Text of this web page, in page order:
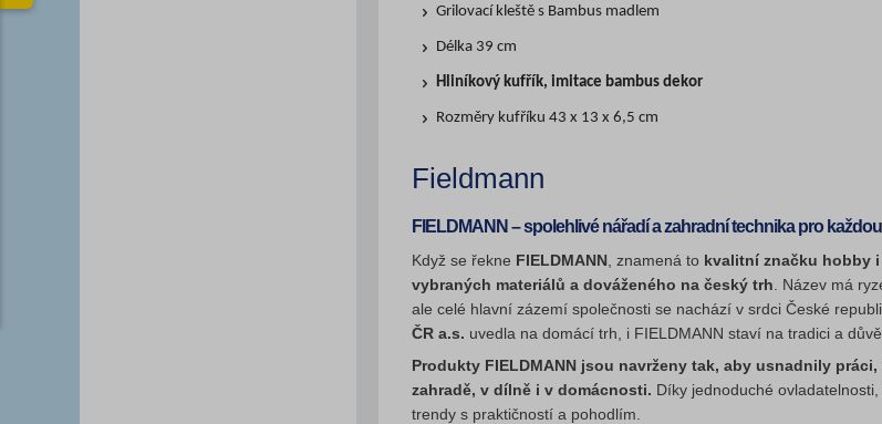
Grilovací kleště s Bambus madlem
Délka 39 cm
Hliníkový kufřík, imitace bambus dekor
Rozměry kufříku 43 x 13 x 6,5 cm
Fieldmann
FIELDMANN – spolehlivé nářadí a zahradní technika pro
Když se řekne FIELDMANN , znamená to kvalitní značku hobby
vybraných materiálů a dováženého na český trh . Název má
ale celé hlavní zázemí společnosti se nachází v srdci České
ČR a.s. uvedla na domácí trh, i FIELDMANN staví na tradici a
Produkty FIELDMANN jsou navrženy tak, aby usnadnily
zahradě, v dílně i v domácnosti. Díky jednoduché
trendy s praktičností a pohodlím.